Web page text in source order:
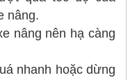
nâng.
nâng nên hạ càng
nhanh hoặc dừng